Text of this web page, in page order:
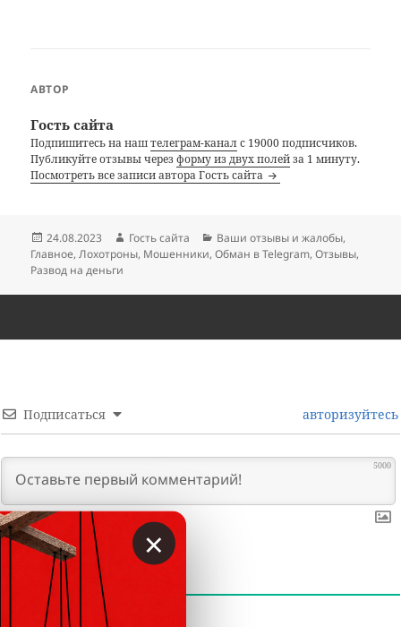
АВТОР
Гость сайта
Подпишитесь на наштелеграм-каналс 19000 подписчиков.
Публикуйте отзывы черезформу из двух полейза 1 минуту.
Посмотреть все записи автора Гость сайта
Опубликовано
24.08.2023 Автор
Гость сайта Рубрики
Ваши отзывы и жалобы,
Главное,Лохотроны, Мошенники,Обман в Telegram,Отзывы,
Развод на деньги
Подписаться авторизуйтесь
5000
КОММЕНТАРИИ
×